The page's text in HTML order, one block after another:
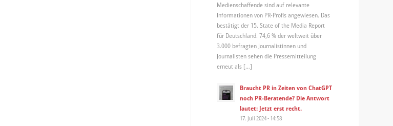
Medienschaffende sind auf relevante
Informationen von PR-Profis angewiesen. Das
bestätigt der 15. State of the Media Report
für Deutschland. 74,6 % der weltweit über
3.000 befragten Journalistinnen und
Journalisten sehen die Pressemitteilung
erneut als […]
Braucht PR in Zeiten von ChatGPT
noch PR-Beratende? Die Antwort
lautet: Jetzt erst recht.
17. Juli 2024 - 14:58